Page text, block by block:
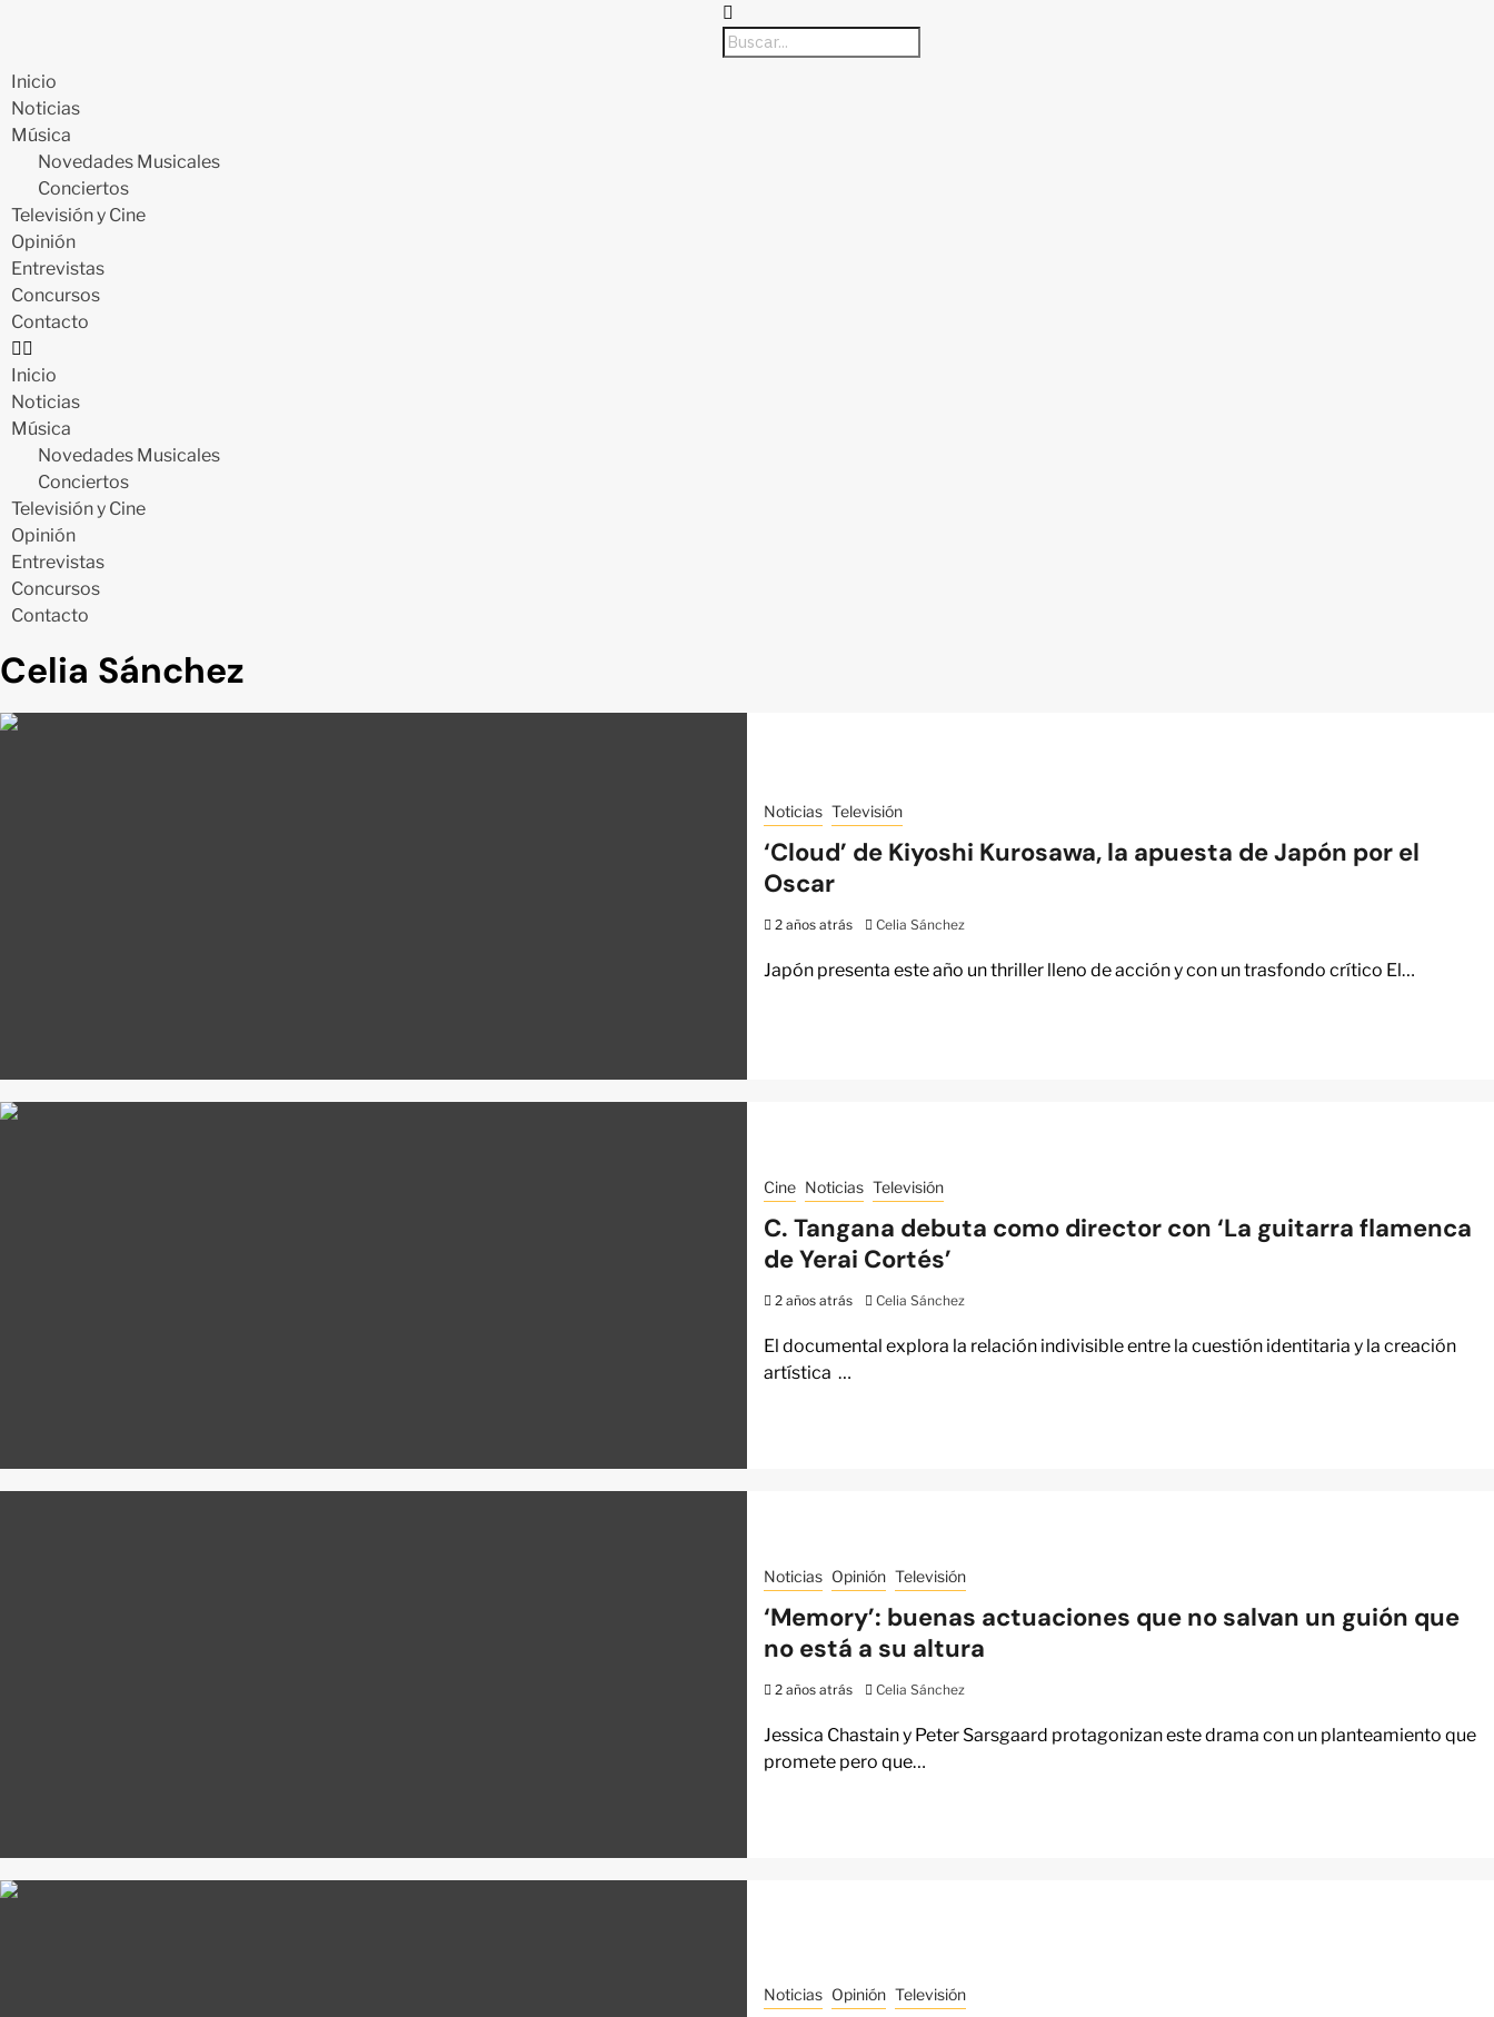
Inicio
Noticias
Música
Novedades Musicales
Conciertos
Televisión y Cine
Opinión
Entrevistas
Concursos
Contacto
Inicio
Noticias
Música
Novedades Musicales
Conciertos
Televisión y Cine
Opinión
Entrevistas
Concursos
Contacto
Celia Sánchez
Noticias Televisión
‘Cloud’ de Kiyoshi Kurosawa, la apuesta de Japón por el
Oscar
2 años atrás Celia Sánchez
Japón presenta este año un thriller lleno de acción y con un trasfondo crítico El…
Cine Noticias Televisión
C. Tangana debuta como director con ‘La guitarra flamenca
de Yerai Cortés’
2 años atrás Celia Sánchez
El documental explora la relación indivisible entre la cuestión identitaria y la creación
artística …
Noticias Opinión Televisión
‘Memory’: buenas actuaciones que no salvan un guión que
no está a su altura
2 años atrás Celia Sánchez
Jessica Chastain y Peter Sarsgaard protagonizan este drama con un planteamiento que
promete pero que…
Noticias Opinión Televisión